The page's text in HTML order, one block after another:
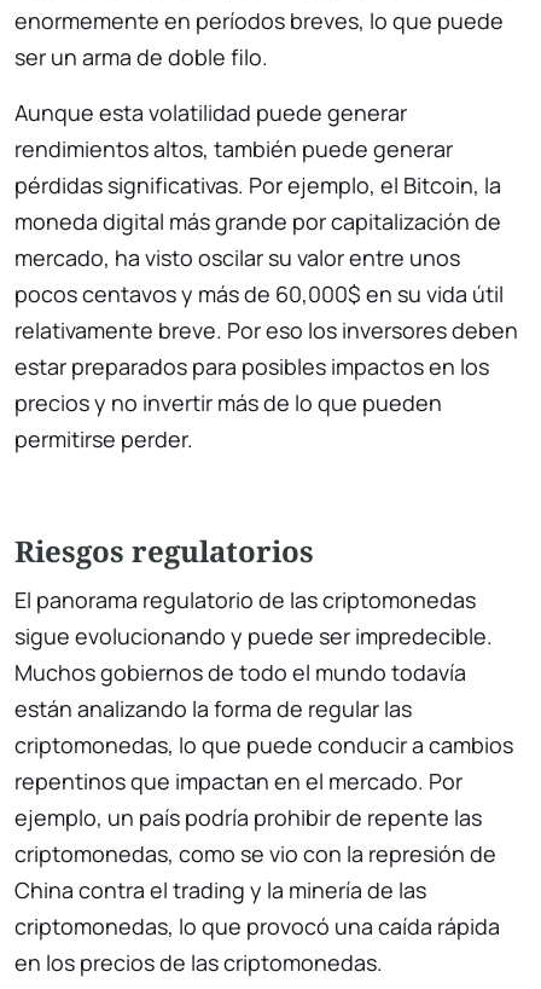
enormemente en períodos breves, lo que puede
ser un arma de doble filo.
Aunque esta volatilidad puede generar
rendimientos altos, también puede generar
pérdidas significativas. Por ejemplo, el Bitcoin, la
moneda digital más grande por capitalización de
mercado, ha visto oscilar su valor entre unos
pocos centavos y más de 60,000$ en su vida útil
relativamente breve. Por eso los inversores deben
estar preparados para posibles impactos en los
precios y no invertir más de lo que pueden
permitirse perder.
Riesgos regulatorios
El panorama regulatorio de las criptomonedas
sigue evolucionando y puede ser impredecible.
Muchos gobiernos de todo el mundo todavía
están analizando la forma de regular las
criptomonedas, lo que puede conducir a cambios
repentinos que impactan en el mercado. Por
ejemplo, un país podría prohibir de repente las
criptomonedas, como se vio con la represión de
China contra el trading y la minería de las
criptomonedas, lo que provocó una caída rápida
en los precios de las criptomonedas.